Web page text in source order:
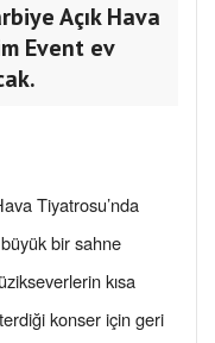
Açık Hava
Event ev
Tiyatrosu’nda
bir sahne
kısa
konser için geri